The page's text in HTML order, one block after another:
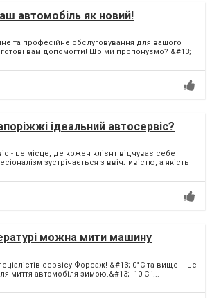
автомобіль як новий!
та професійне обслуговування для вашого
вам допомогти! Що ми пропонуємо? &#13;
ідеальний автосервіс?
- це місце, де кожен клієнт відчуває себе
зустрічається з ввічливістю, а якість
можна мити машину
сервісу Форсаж! &#13; 0°C та вище – це
миття автомобіля зимою.&#13; -10 С і...